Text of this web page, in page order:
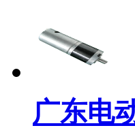
广东电